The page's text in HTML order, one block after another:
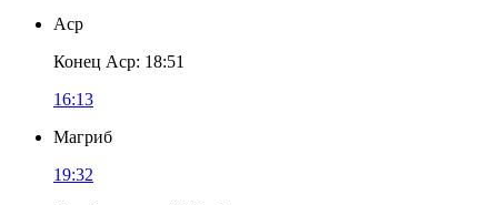
Аср
Конец Аср: 18:51
16:13
Магриб
19:32